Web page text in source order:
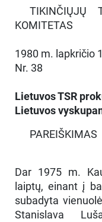
TIKINČIŲJŲ
KOMITETAS
1980 m. lapkričio
Nr. 38
Lietuvos TSR
Lietuvos
PAREIŠKIMAS
Dar 1975 m.
laiptų, einant į
subadyta
Stanislava